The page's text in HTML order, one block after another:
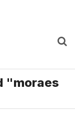
"moraes